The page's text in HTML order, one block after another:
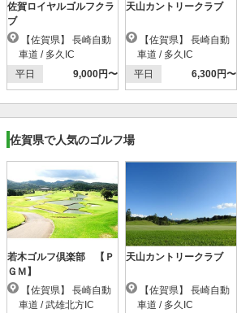
佐賀ロイヤルゴルフクラ
ブ
車道 / 多久IC
平日
9,000円〜
天山カントリークラブ
車道 / 多久IC
平日
6,300円〜
佐賀県で人気のゴルフ場
若木ゴルフ倶楽部 【Ｐ
ＧＭ】
車道 / 武雄北方IC
天山カントリークラブ
車道 / 多久IC